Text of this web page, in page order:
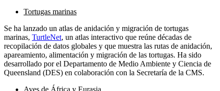
Tortugas marinas
Se ha lanzado un atlas de anidación y migración de tortugas
marinas, TurtleNet, un atlas interactivo que reúne décadas de
recopilación de datos globales y que muestra las rutas de anidación,
apareamiento, alimentación y migración de las tortugas. Ha sido
desarrollado por el Departamento de Medio Ambiente y Ciencia de
Queensland (DES) en colaboración con la Secretaría de la CMS.